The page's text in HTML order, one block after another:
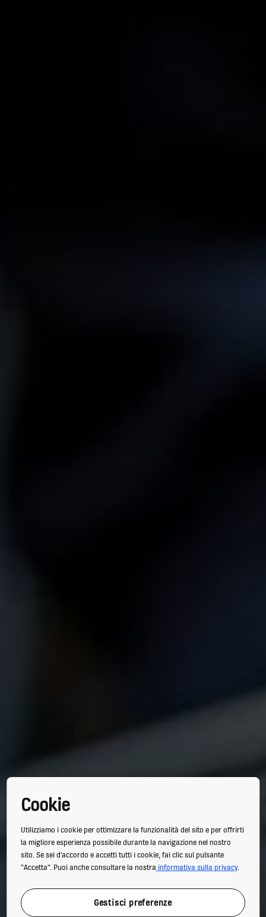
Cookie
Utilizziamo i cookie per ottimizzare la funzionalità del sito e per offrirti
la migliore esperienza possibile durante la navigazione nel nostro
sito. Se sei d'accordo e accetti tutti i cookie, fai clic sul pulsante
"Accetta". Puoi anche consultare la nostra informativa sulla privacy.
Gestisci preferenze